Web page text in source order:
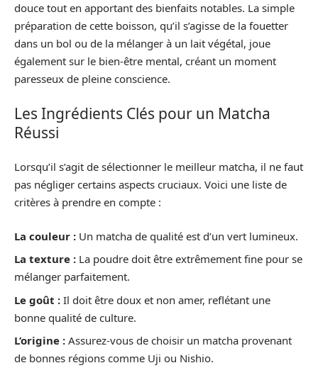
douce tout en apportant des bienfaits notables. La simple
préparation de cette boisson, qu’il s’agisse de la fouetter
dans un bol ou de la mélanger à un lait végétal, joue
également sur le bien-être mental, créant un moment
paresseux de pleine conscience.
Les Ingrédients Clés pour un Matcha
Réussi
Lorsqu’il s’agit de sélectionner le meilleur matcha, il ne faut
pas négliger certains aspects cruciaux. Voici une liste de
critères à prendre en compte :
La couleur : Un matcha de qualité est d’un vert lumineux.
La texture : La poudre doit être extrêmement fine pour se
mélanger parfaitement.
Le goût : Il doit être doux et non amer, reflétant une
bonne qualité de culture.
L’origine : Assurez-vous de choisir un matcha provenant
de bonnes régions comme Uji ou Nishio.